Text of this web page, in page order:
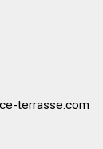
terrasse.com